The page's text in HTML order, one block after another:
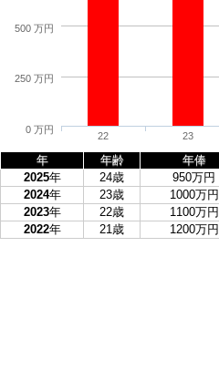
22 23
0 万円
250 万円
500 万円
年 年齢 年俸
2025年 24歳 950万円
2024年 23歳 1000万円
2023年 22歳 1100万円
2022年 21歳 1200万円